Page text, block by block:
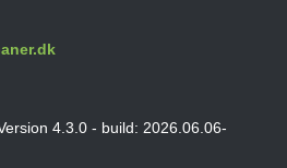
4.3.0 - build: 2026.06.06-